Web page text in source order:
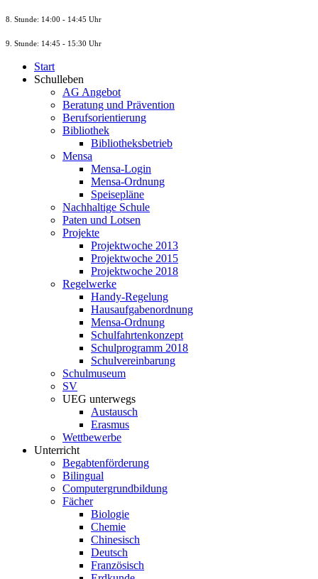
8. Stunde: 14:00 - 14:45 Uhr
9. Stunde: 14:45 - 15:30 Uhr
Start
Schulleben
AG Angebot
Beratung und Prävention
Berufsorientierung
Bibliothek
Bibliotheksbetrieb
Mensa
Mensa-Login
Mensa-Ordnung
Speisepläne
Nachhaltige Schule
Paten und Lotsen
Projekte
Projektwoche 2013
Projektwoche 2015
Projektwoche 2018
Regelwerke
Handy-Regelung
Hausaufgabenordnung
Mensa-Ordnung
Schulfahrtenkonzept
Schulprogramm 2018
Schulvereinbarung
Schulmuseum
SV
UEG unterwegs
Austausch
Erasmus
Wettbewerbe
Unterricht
Begabtenförderung
Bilingual
Computergrundbildung
Fächer
Biologie
Chemie
Chinesisch
Deutsch
Französisch